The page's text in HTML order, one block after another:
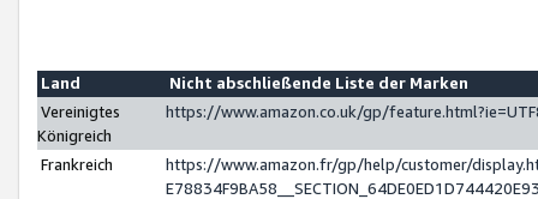
Land
Nicht abschließende Liste der Marken
Vereinigtes
Königreich
https://www.amazon.co.uk/gp/
Frankreich
https://www.amazon.fr/gp/help/customer/